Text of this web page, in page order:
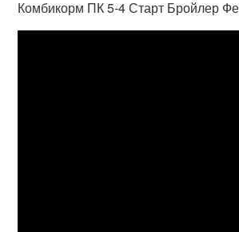
Комбикорм ПК 5-4 Старт Бройлер